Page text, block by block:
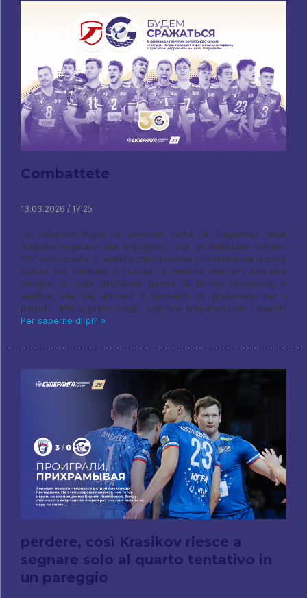
Combattete
13.03.2026 / 17:25
La Gazprom-Yugra si avvicina ferita al traguardo della
stagione regolare, ma orgoglioso, con un bellissimo numero
"10" sullo scudo. E sembra che la nostra infermeria sia ancora
aperta per l'entrata e l'uscita, e sembra che non abbiamo
bisogno di nulla dell'ultima partita di Nizhny Novgorod, e
sembra che sia arrivato il momento di prepararsi per i
playoff... Ma! in primo luogo, significa prepararsi per i playoff
Per saperne di pi? »
perdere, così Krasikov riesce a
segnare solo al quarto tentativo in
un pareggio